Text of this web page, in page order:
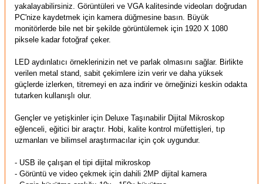
yakalayabilirsiniz. Görüntüleri ve VGA kalitesinde videoları doğrudan
PC'nize kaydetmek için kamera düğmesine basın. Büyük
monitörlerde bile net bir şekilde görüntülemek için 1920 X 1080
piksele kadar fotoğraf çeker.
LED aydınlatıcı örneklerinizin net ve parlak olmasını sağlar. Birlikte
verilen metal stand, sabit çekimlere izin verir ve daha yüksek
güçlerde izlerken, titremeyi en aza indirir ve örneğinizi keskin odakta
tutarken kullanışlı olur.
Gençler ve yetişkinler için Deluxe Taşınabilir Dijital Mikroskop
eğlenceli, eğitici bir araçtır. Hobi, kalite kontrol müfettişleri, tıp
uzmanları ve bilimsel araştırmacılar için çok uygundur.
- USB ile çalışan el tipi dijital mikroskop
- Görüntü ve video çekmek için dahili 2MP dijital kamera